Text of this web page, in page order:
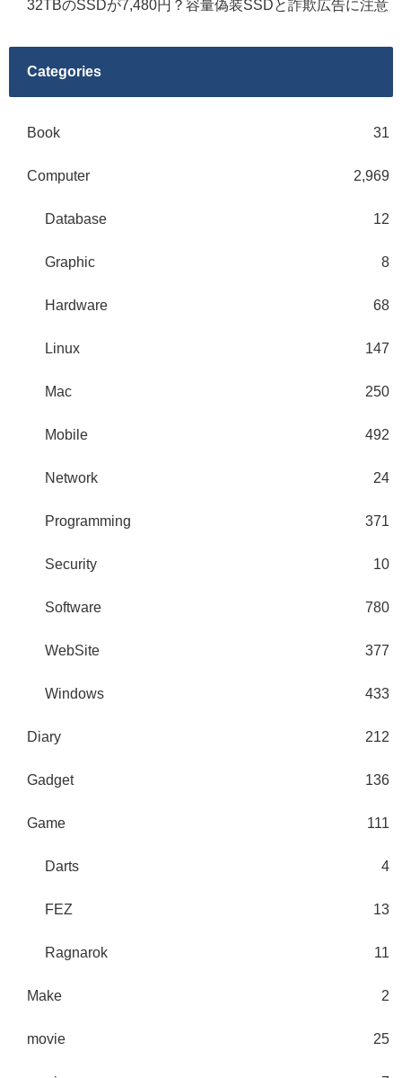
32TBのSSDが7,480円？容量偽装SSDと詐欺広告に注意
Categories
Book 31
Computer 2,969
Database 12
Graphic 8
Hardware 68
Linux 147
Mac 250
Mobile 492
Network 24
Programming 371
Security 10
Software 780
WebSite 377
Windows 433
Diary 212
Gadget 136
Game 111
Darts 4
FEZ 13
Ragnarok 11
Make 2
movie 25